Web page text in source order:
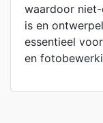
waardoor
is en
essentieel
en